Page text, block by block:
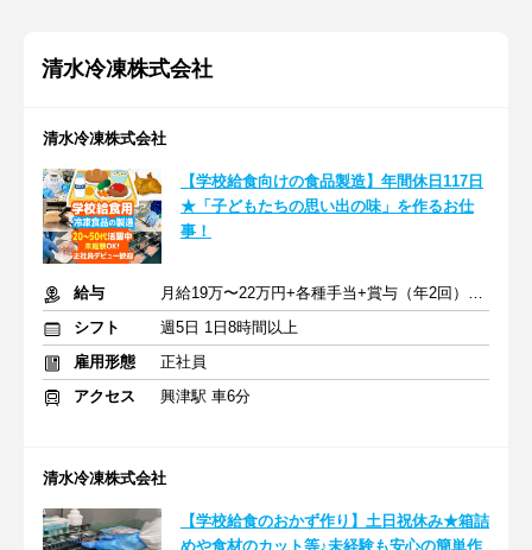
清水冷凍株式会社
清水冷凍株式会社
【学校給食向けの食品製造】年間休日117日
★「子どもたちの思い出の味」を作るお仕
事！
給与
月給19万〜22万円+各種手当+賞与（年2回）+交通費規定支給
シフト
週5日 1日8時間以上
雇用形態
正社員
アクセス
興津駅 車6分
清水冷凍株式会社
【学校給食のおかず作り】土日祝休み★箱詰
めや食材のカット等♪未経験も安心の簡単作